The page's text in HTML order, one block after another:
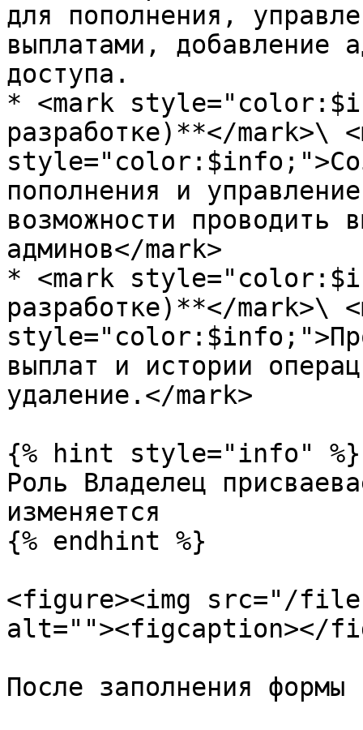
для пополнения,
выплатами, добавление
доступа.
* <mark
разработке)**</mark>\
пополнения и
возможности проводить
админов</mark>
* <mark
разработке)**</mark>\
выплат и истории
удаление.</mark>
{% hint style="info" %}
Роль Владелец
изменяется
{% endhint %}
<figure><img src="/files/
alt=""><figcaption></
После заполнения формы